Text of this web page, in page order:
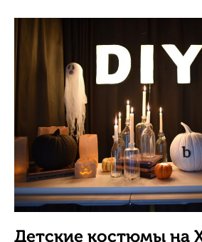
Детские костюмы на